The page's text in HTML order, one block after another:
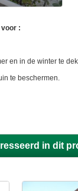
voor :
en in de winter te
te beschermen.
in dit